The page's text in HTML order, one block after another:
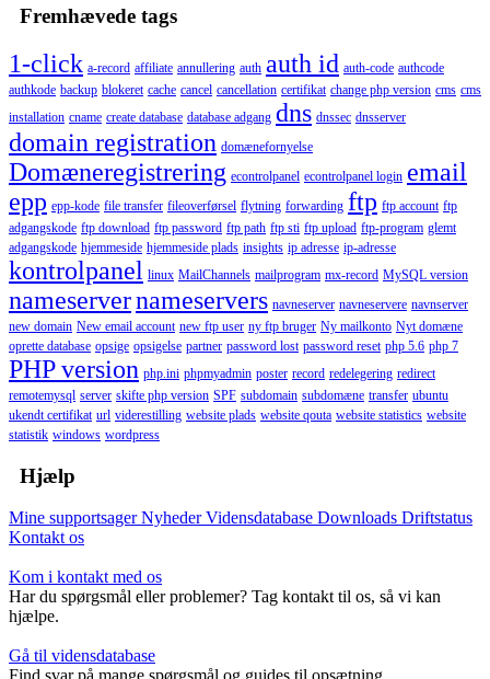
Fremhævede tags
1-click a-record affiliate annullering auth auth id auth-code authcode
authkode backup blokeret cache cancel cancellation certifikat change php version cms cms
installation cname create database database adgang dns dnssec dnsserver
domain registration domænefornyelse
Domæneregistrering econtrolpanel econtrolpanel login email
epp epp-kode file transfer fileoverførsel flytning forwarding ftp ftp account ftp
adgangskode ftp download ftp password ftp path ftp sti ftp upload ftp-program glemt
adgangskode hjemmeside hjemmeside plads insights ip adresse ip-adresse
kontrolpanel linux MailChannels mailprogram mx-record MySQL version
nameservernameservers navneserver navneservere navnserver
new domain New email account new ftp user ny ftp bruger Ny mailkonto Nyt domæne
oprette database opsige opsigelse partner password lost password reset php 5.6 php 7
PHP version php.ini phpmyadmin poster record redelegering redirect
remotemysql server skifte php version SPF subdomain subdomæne transfer ubuntu
ukendt certifikat url viderestilling website plads website qouta website statistics website
statistik windows wordpress
Hjælp
Mine supportsagerNyhederVidensdatabase Downloads Driftstatus
Kontakt os
Kom i kontakt med os
Har du spørgsmål eller problemer? Tag kontakt til os, så vi kan
hjælpe.
Gå til vidensdatabase